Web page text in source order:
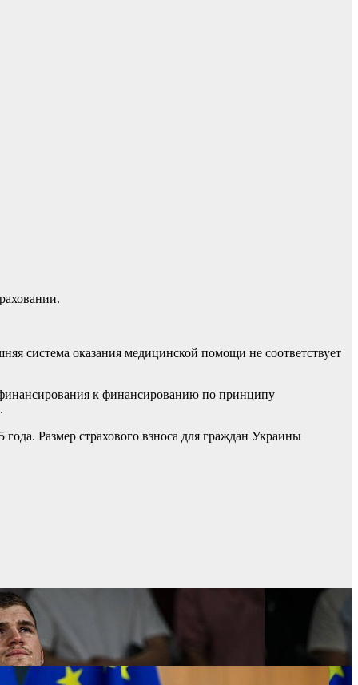
система оказания медицинской помощи не соответствует
к финансированию по принципу
Размер страхового взноса для граждан Украины